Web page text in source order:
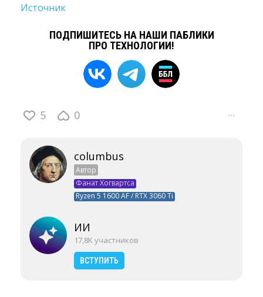
Источник
ПОДПИШИТЕСЬ НА НАШИ ПАБЛИКИ
ПРО ТЕХНОЛОГИИ!
5 0 ···
columbus
Автор
Фанат Хогвартса
Ryzen 5 1600 AF / RTX 3060 Ti
ИИ
17,8K участников
ВСТУПИТЬ